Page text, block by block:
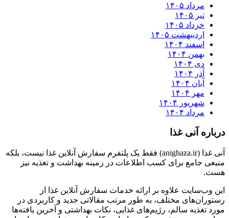
مرداد ۱۴۰۵
تیر ۱۴۰۵
خرداد ۱۴۰۵
اردیبهشت ۱۴۰۵
اسفند ۱۴۰۴
بهمن ۱۴۰۴
دی ۱۴۰۴
آذر ۱۴۰۴
آبان ۱۴۰۴
مهر ۱۴۰۴
شهریور ۱۴۰۴
مرداد ۱۴۰۴
درباره آنی غذا
آنی غذا (anighaza.ir) فقط یک پلتفرم سفارش آنلاین غذا نیست، بلکه
منبعی جامع برای کسب اطلاعات در زمینه بهداشت و تغذیه نیز
هست.
این وب‌سایت علاوه بر ارائه خدمات سفارش آنلاین غذا از
رستوران‌های مختلف، به طور مرتب مقالاتی جدید و کاربردی در
مورد تغذیه سالم، رژیم‌های غذایی، نکات بهداشتی و آخرین یافته‌ها